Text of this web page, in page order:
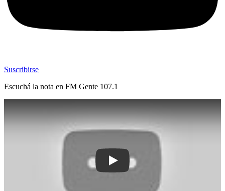
Suscribirse
Escuchá la nota en FM Gente 107.1
Play: Denuncian a empresa de